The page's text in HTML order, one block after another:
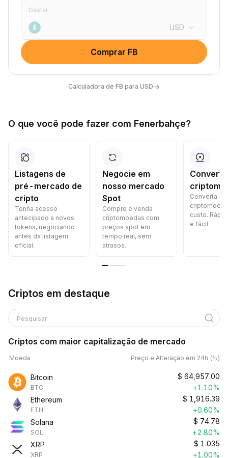
Gastar
$ USD
Comprar FB
Calculadora de FB para USD→
O que você pode fazer com Fenerbahçe?
Listagens de
pré-mercado de
cripto
Tenha acesso
antecipado a novos
tokens, negociando
antes da listagem
oficial.
Negocie em
nosso mercado
Spot
Compre e venda
criptomoedas com
preços spot em
tempo real, sem
atrasos.
Converta
custo.
e fácil.
Criptos em destaque
Pesquisar
Criptos com maior capitalização de mercado
Moeda Preço e Alteração em 24h (%)
Bitcoin
BTC
$ 64,957.00
+1.10%
Ethereum
ETH
$ 1,916.39
+0.60%
Solana
SOL
$ 74.78
+2.80%
XRP
XRP
$ 1.035
+1.00%